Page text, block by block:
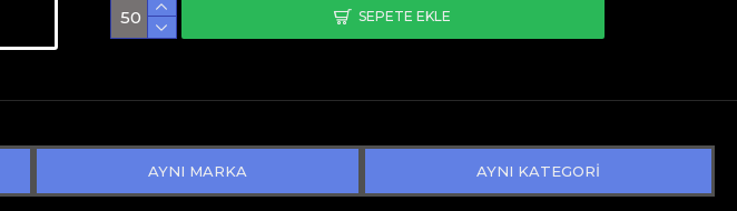
SEPETE EKLE
AYNI MARKA AYNI KATEGORİ